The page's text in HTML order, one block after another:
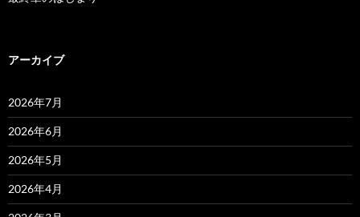
アーカイブ
2026年7月
2026年6月
2026年5月
2026年4月